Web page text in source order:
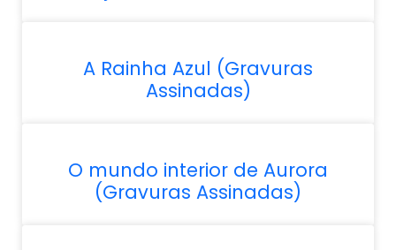
A Rainha Azul (Gravuras
Assinadas)
O mundo interior de Aurora
(Gravuras Assinadas)